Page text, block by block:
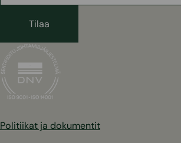
Politiikat ja dokumentit